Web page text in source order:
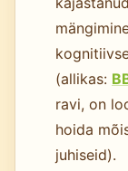
(allikas:
ravi, on
hoida
juhiseid).